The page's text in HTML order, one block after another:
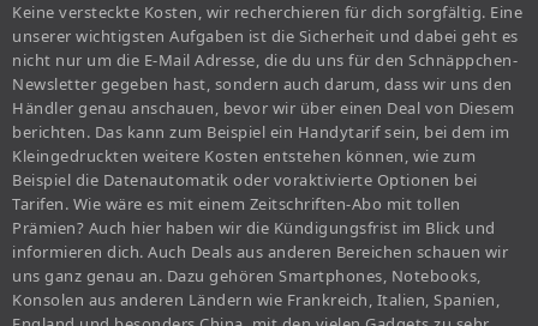
Keine versteckte Kosten, wir recherchieren für dich sorgfältig. Eine
unserer wichtigsten Aufgaben ist die Sicherheit und dabei geht es
nicht nur um die E-Mail Adresse, die du uns für den Schnäppchen-
Newsletter gegeben hast, sondern auch darum, dass wir uns den
Händler genau anschauen, bevor wir über einen Deal von Diesem
berichten. Das kann zum Beispiel ein Handytarif sein, bei dem im
Kleingedruckten weitere Kosten entstehen können, wie zum
Beispiel die Datenautomatik oder voraktivierte Optionen bei
Tarifen. Wie wäre es mit einem Zeitschriften-Abo mit tollen
Prämien? Auch hier haben wir die Kündigungsfrist im Blick und
informieren dich. Auch Deals aus anderen Bereichen schauen wir
uns ganz genau an. Dazu gehören Smartphones, Notebooks,
Konsolen aus anderen Ländern wie Frankreich, Italien, Spanien,